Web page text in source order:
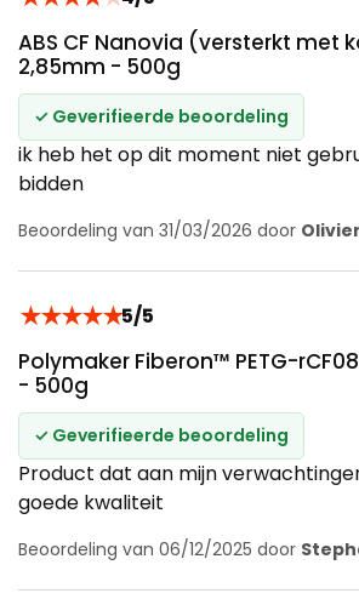
ABS CF Nanovia (versterkt met
2,85mm - 500g
✓ Geverifieerde beoordeling
ik heb het op dit moment niet
bidden
Beoordeling van 31/03/2026 door
★★★★★5/5
Polymaker Fiberon™ PETG-
- 500g
✓ Geverifieerde beoordeling
Product dat aan mijn
goede kwaliteit
Beoordeling van 06/12/2025 door